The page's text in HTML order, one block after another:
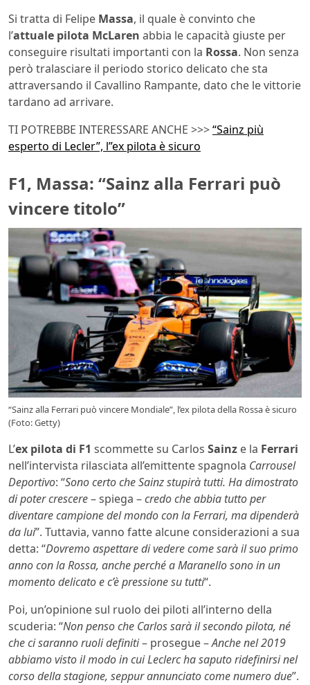
Si tratta di Felipe Massa, il quale è convinto che
l’attuale pilota McLaren abbia le capacità giuste per
conseguire risultati importanti con la Rossa. Non senza
però tralasciare il periodo storico delicato che sta
attraversando il Cavallino Rampante, dato che le vittorie
tardano ad arrivare.
TI POTREBBE INTERESSARE ANCHE >>>“Sainz più
esperto di Lecler”, l”ex pilota è sicuro
F1, Massa: “Sainz alla Ferrari può
vincere titolo”
“Sainz alla Ferrari può vincere Mondiale”, l’ex pilota della Rossa è sicuro
(Foto: Getty)
L’ex pilota di F1 scommette su Carlos Sainz e la Ferrari
nell’intervista rilasciata all’emittente spagnola Carrousel
Deportivo: “Sono certo che Sainz stupirà tutti. Ha dimostrato
di poter crescere– spiega –credo che abbia tutto per
diventare campione del mondo con la Ferrari, ma dipenderà
da lui”. Tuttavia, vanno fatte alcune considerazioni a sua
detta: “Dovremo aspettare di vedere come sarà il suo primo
anno con la Rossa, anche perché a Maranello sono in un
momento delicato e c’è pressione su tutti“.
Poi, un’opinione sul ruolo dei piloti all’interno della
scuderia: “Non penso che Carlos sarà il secondo pilota, né
che ci saranno ruoli definiti– prosegue –Anche nel 2019
abbiamo visto il modo in cui Leclerc ha saputo ridefinirsi nel
corso della stagione, seppur annunciato come numero due”.